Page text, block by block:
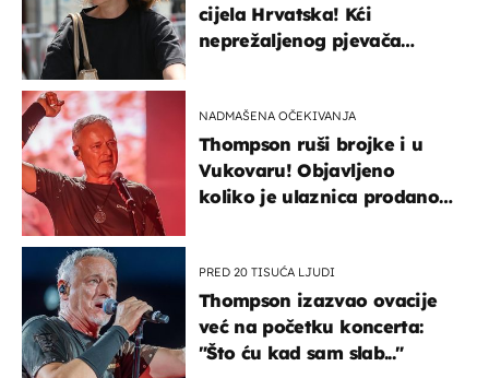
cijela Hrvatska! Kći
neprežaljenog pjevača
NADMAŠENA OČEKIVANJA
Thompson ruši brojke i u
Vukovaru! Objavljeno
koliko je ulaznica prodano
PRED 20 TISUĆA LJUDI
Thompson izazvao ovacije
već na početku koncerta:
"Što ću kad sam slab..."